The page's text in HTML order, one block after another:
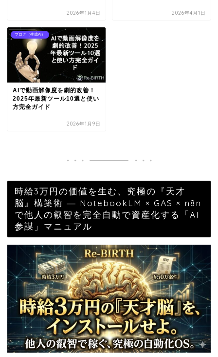
2026年1月4日 2026年4月1日
ブログ（生成AI）
AIで動画解像度を劇的改善！
2025年最新ツール10選と使い
方完全ガイド
2026年1月9日
時給3万円の価値を生む、究極の『天才
脳』構築術 ― NotebookLM × GAS × n8n
で他人の叡智を完全自動で資産化する「AI
参謀」マニュアル